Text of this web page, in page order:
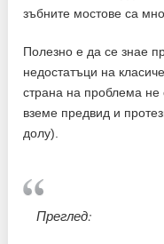
зъбните мостове са
Полезно е да се знае
недостатъци на
страна на проблема не
вземе предвид и
долу).
Преглед: